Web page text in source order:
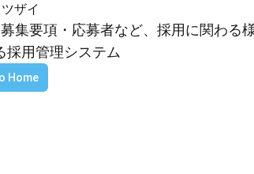
ザイ
要項・応募者など、採用に関わる
採用管理システム
Home